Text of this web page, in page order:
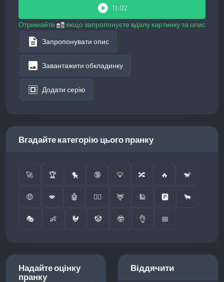
play_circle 11:02
Отримайте
якщо запропонуєте вдалу картинку та опис
description Запропонувати опис
image Завантажити обкладинку
select_all Додати серію
Вгадайте категорію цього пранку
🚀 🏆 🐤 🔞 💡 🔀 🔥 🐒
🤑 💋 🤖 👮‍♂️ 🦌 🕌 🅿️ 🐂
🎭 👶 🐓 🤡 🤓 👌 📅
Надайте оцінку
пранку
Віддячити